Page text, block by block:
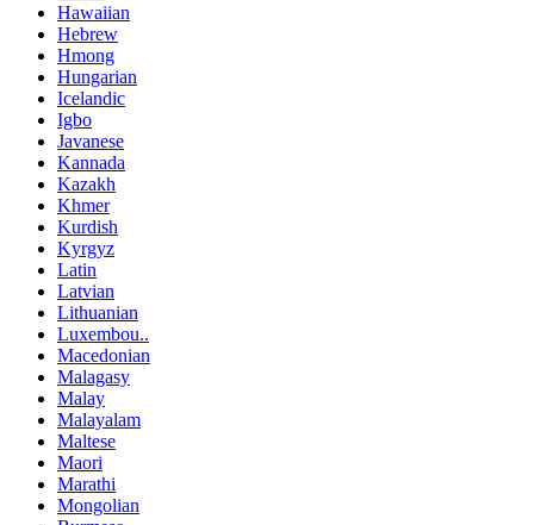
Hawaiian
Hebrew
Hmong
Hungarian
Icelandic
Igbo
Javanese
Kannada
Kazakh
Khmer
Kurdish
Kyrgyz
Latin
Latvian
Lithuanian
Luxembou..
Macedonian
Malagasy
Malay
Malayalam
Maltese
Maori
Marathi
Mongolian